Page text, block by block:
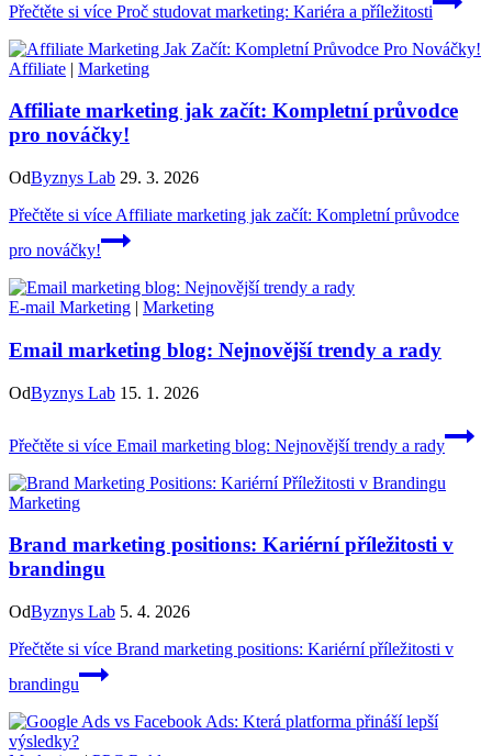
Přečtěte si více Proč studovat marketing: Kariéra a příležitosti
Affiliate | Marketing
Affiliate marketing jak začít: Kompletní průvodce
pro nováčky!
OdByznys Lab 29. 3. 2026
Přečtěte si více Affiliate marketing jak začít: Kompletní průvodce
pro nováčky!
E-mail Marketing | Marketing
Email marketing blog: Nejnovější trendy a rady
OdByznys Lab 15. 1. 2026
Přečtěte si více Email marketing blog: Nejnovější trendy a rady
Marketing
Brand marketing positions: Kariérní příležitosti v
brandingu
OdByznys Lab 5. 4. 2026
Přečtěte si více Brand marketing positions: Kariérní příležitosti v
brandingu